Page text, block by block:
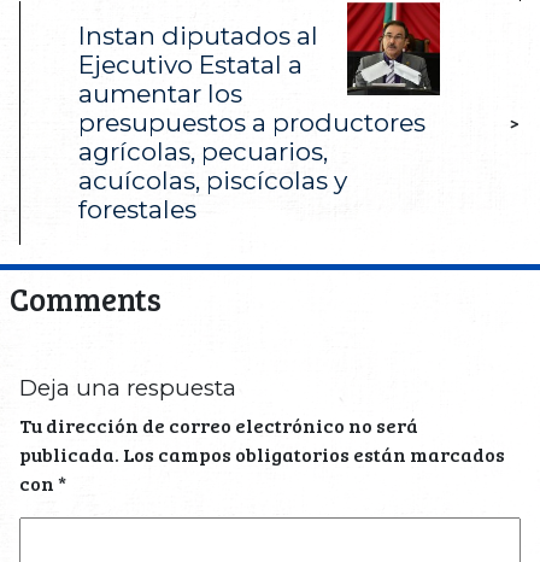
Instan diputados al
Ejecutivo Estatal a
aumentar los
presupuestos a productores
agrícolas, pecuarios,
acuícolas, piscícolas y
forestales
>
Comments
Deja una respuesta
Tu dirección de correo electrónico no será
publicada. Los campos obligatorios están marcados
con*